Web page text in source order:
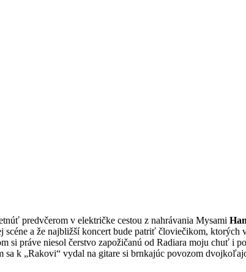
predvčerom v električke cestou z nahrávania Mysami
scéne a že najbližší koncert bude patriť človiečikom,
si práve niesol čerstvo zapožičanú od Radiara moju chuť
sa k „Rakovi“ vydal na gitare si brnkajúc povozom